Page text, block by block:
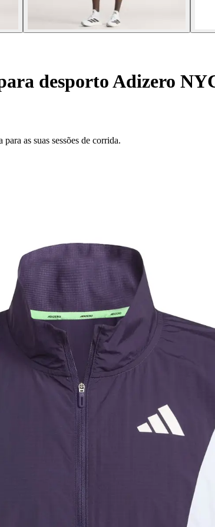
desporto Adizero
as suas sessões de corrida.